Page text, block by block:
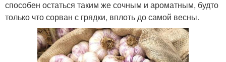
способен остаться таким же сочным и ароматным, будто
только что сорван с грядки, вплоть до самой весны.